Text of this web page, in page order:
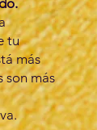
tu
más
son más